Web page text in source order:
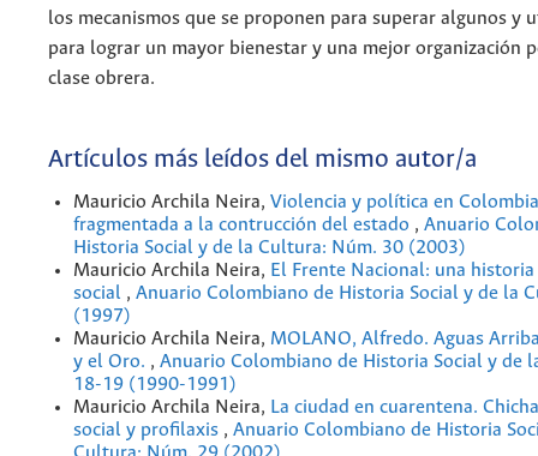
los mecanismos que se proponen para superar algunos y
para lograr un mayor bienestar y una mejor organización
clase obrera.
Artículos más leídos del mismo autor/a
Mauricio Archila Neira, Violencia y política en
fragmentada a la contrucción del estado , Anuario
Historia Social y de la Cultura: Núm. 30 (2003)
Mauricio Archila Neira, El Frente Nacional: una
social , Anuario Colombiano de Historia Social y de la
(1997)
Mauricio Archila Neira, MOLANO, Alfredo. Aguas
y el Oro. , Anuario Colombiano de Historia Social y de
18-19 (1990-1991)
Mauricio Archila Neira, La ciudad en cuarentena.
social y profilaxis , Anuario Colombiano de Historia